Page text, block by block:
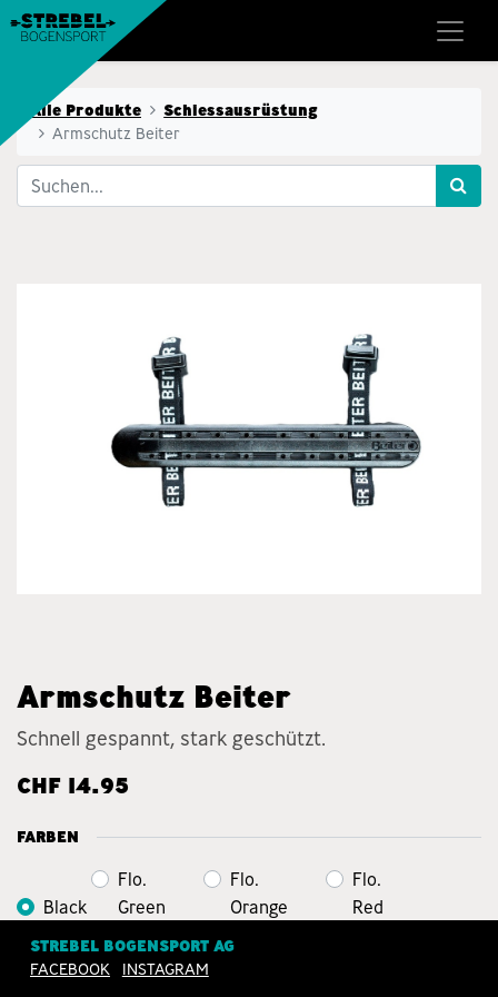
Alle Produkte
Schiessausrüstung
Armschutz Beiter
Armschutz Beiter
Schnell gespannt, stark geschützt.
CHF 14.95
FARBEN
Black
Flo.
Green
Flo.
Orange
Flo.
Red
Flo.
Blue
Klar
Flo.
Purple
STREBEL BOGENSPORT AG
FACEBOOK
INSTAGRAM